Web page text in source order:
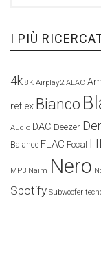
I PIÙ
4k 8K Airplay2 ALAC
reflex Bianco
Audio DAC Deezer
Balance FLAC Focal
MP3 Naim Nero
Spotify Subwoofer